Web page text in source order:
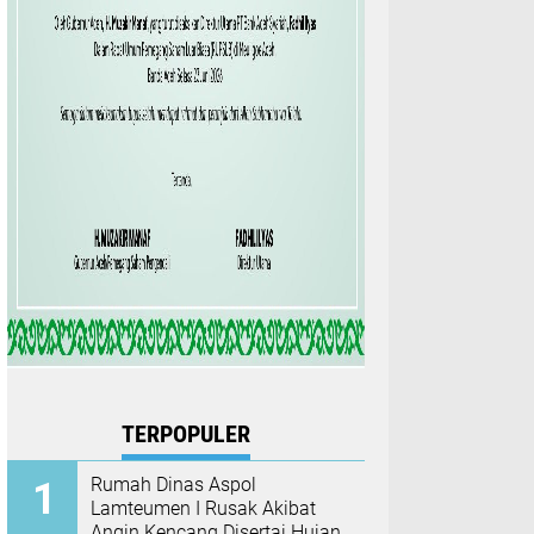
TERPOPULER
Rumah Dinas Aspol
Lamteumen I Rusak Akibat